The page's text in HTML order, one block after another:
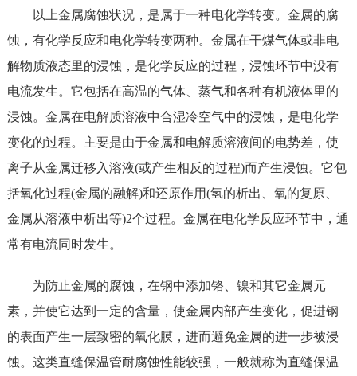
以上金属腐蚀状况，是属于一种电化学转变。金属的腐
蚀，有化学反应和电化学转变两种。金属在干煤气体或非电
解物质液态里的浸蚀，是化学反应的过程，浸蚀环节中没有
电流发生。它包括在高温的气体、蒸气和各种有机液体里的
浸蚀。金属在电解质溶液中合湿冷空气中的浸蚀，是电化学
变化的过程。主要是由于金属和电解质溶液间的电势差，使
离子从金属迁移入溶液(或产生相反的过程)而产生浸蚀。它包
括氧化过程(金属的融解)和还原作用(氢的析出、氧的复原、
金属从溶液中析出等)2个过程。金属在电化学反应环节中，通
常有电流同时发生。
为防止金属的腐蚀，在钢中添加铬、镍和其它金属元
素，并使它达到一定的含量，使金属内部产生变化，促进钢
的表面产生一层致密的氧化膜，进而避免金属的进一步被浸
蚀。这类直缝保温管耐腐蚀性能较强，一般就称为直缝保温